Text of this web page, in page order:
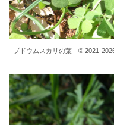
ブドウムスカリの葉｜© 2021-